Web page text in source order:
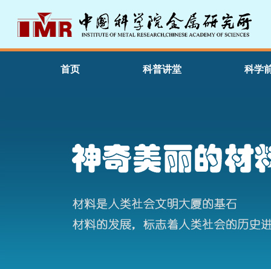
首页 科普讲堂 科学